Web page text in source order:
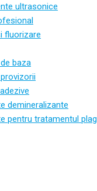
ultrasonice
fluorizare
baza
demineralizante
pentru tratamentul